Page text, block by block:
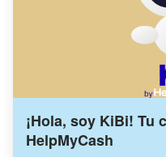
¡Hola, soy KiBi! Tu
HelpMyCash